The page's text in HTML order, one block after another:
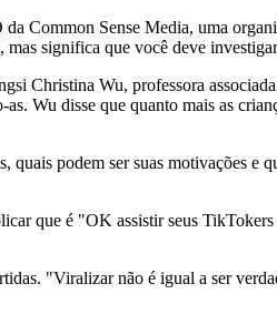
Common Sense Media, uma
mas significa que você deve
Christina Wu, professora
Wu disse que quanto mais as
podem ser suas motivações e
que é "OK assistir seus
"Viralizar não é igual a ser